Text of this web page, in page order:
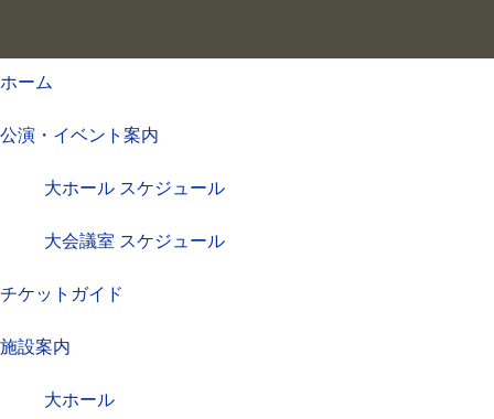
ホーム
公演・イベント案内
大ホール スケジュール
大会議室 スケジュール
チケットガイド
施設案内
大ホール